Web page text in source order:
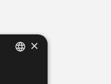
×